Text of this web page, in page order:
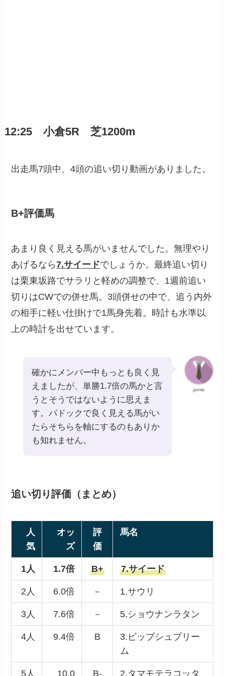
12:25 小倉5R 芝1200m
出走馬7頭中、4頭の追い切り動画がありました。
B+評価馬
あまり良く見える馬がいませんでした。無理やり
あげるなら7.サイードでしょうか。最終追い切り
は栗東坂路でサラリと軽めの調整で、1週前追い
切りはCWでの併せ馬。3頭併せの中で、追う内外
の相手に軽い仕掛けで1馬身先着。時計も水準以
上の時計を出せています。
jamie
確かにメンバー中もっとも良く見
えましたが、単勝1.7倍の馬かと言
うとそうではないように思えま
す。パドックで良く見える馬がい
たらそちらを軸にするのもありか
も知れません。
追い切り評価（まとめ）
人
気
オッ
ズ
評
価
馬名
1人 1.7倍 B+ 7.サイード
2人 6.0倍 － 1.サウリ
3人 7.6倍 － 5.ショウナンラタン
4人 9.4倍 B
3.ビップシュプリー
ム
5人
10.0
B- 2.タマモテラコッタ